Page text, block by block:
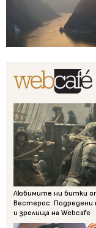
Любимите ни битки
Вестерос: Подредени
и зрелища на Webcafe